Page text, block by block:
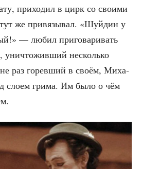
при­хо­дил в цирк со сво­и­ми
же при­вя­зы­вал. «Шуй­дин у
— любил при­го­ва­ри­вать
уни­что­жив­ший несколь­ко
раз горев­ший в сво­ём, Миха­
сло­ем гри­ма. Им было о чём